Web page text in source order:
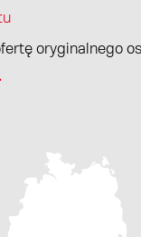
oryginalnego